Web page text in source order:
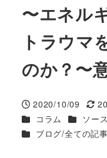
〜エネル
トラウマ
のか？〜
投稿日
2020/10/09
更新
カテゴリー
コラム カテゴリ
ソー
カテゴリー
ブログ/全ての記事